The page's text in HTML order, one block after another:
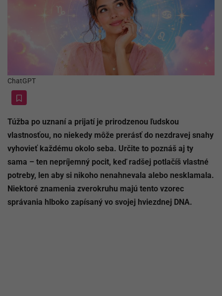
ChatGPT
Túžba po uznaní a prijatí je prirodzenou ľudskou
vlastnosťou, no niekedy môže prerásť do nezdravej snahy
vyhovieť každému okolo seba. Určite to poznáš aj ty
sama – ten nepríjemný pocit, keď radšej potlačíš vlastné
potreby, len aby si nikoho nenahnevala alebo nesklamala.
Niektoré znamenia zverokruhu majú tento vzorec
správania hlboko zapísaný vo svojej hviezdnej DNA.